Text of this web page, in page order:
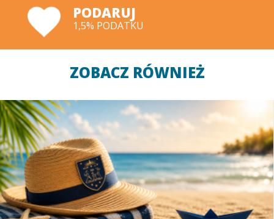
PODARUJ
1,5% PODATKU
ZOBACZ RÓWNIEŻ